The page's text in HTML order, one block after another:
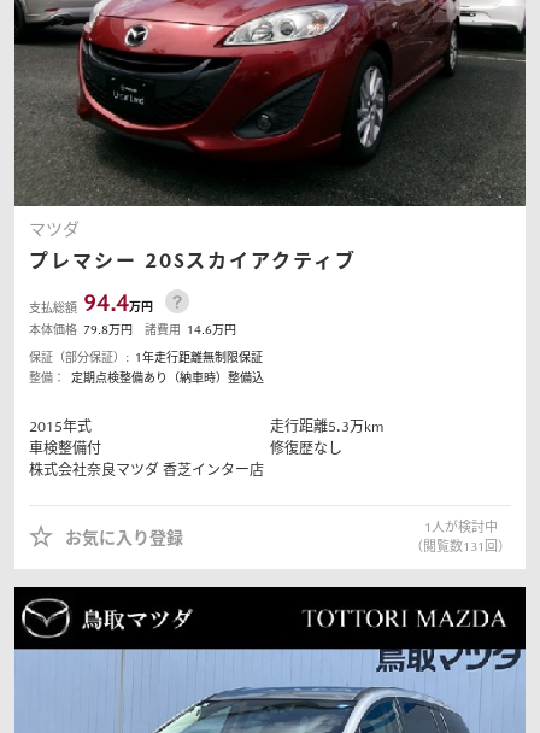
マツダ
プレマシー 20Sスカイアクティブ
支払総額 94.4万円
本体価格 79.8万円 諸費用 14.6万円
保証（部分保証）: 1年走行距離無制限保証
整備：
定期点検整備あり（納車時）整備込
2015年式 走行距離5.3万km
車検整備付
修復歴なし
株式会社奈良マツダ 香芝インター店
お気に入り登録
1 人が検討中
（閲覧数131 回）